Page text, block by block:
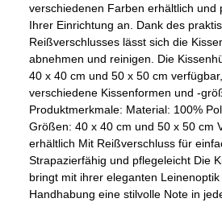
verschiedenen Farben erhältlich und
Ihrer Einrichtung an. Dank des
Reißverschlusses lässt sich die
abnehmen und reinigen. Die
40 x 40 cm und 50 x 50 cm
verschiedene Kissenformen und -
Produktmerkmale: Material: 100%
Größen: 40 x 40 cm und 50 x 50 cm
erhältlich Mit Reißverschluss für
Strapazierfähig und pflegeleicht Die
bringt mit ihrer eleganten
Handhabung eine stilvolle Note in